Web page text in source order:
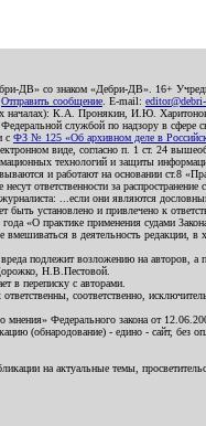
ДВ» со знаком «Дебри-ДВ». 16+
Отправить сообщение . E-mail:
началах): К.А. Пронякин,
службой по надзору в сфере
с ФЗ № 125 «Об архивном деле в
виде, согласно п. 1 ст. 24
технологий и защиты
и работают на основании ст.8
ответственности за
...если они являются
установлено и привлечено к
«О практике применения судами
в деятельность редакции, в
подлежит возложению на авторов,
Н.В.Пестовой.
в переписку с авторами.
соответственно,
Федерального закона от
(обнародование) - едино - сайт, без
на актуальные темы,